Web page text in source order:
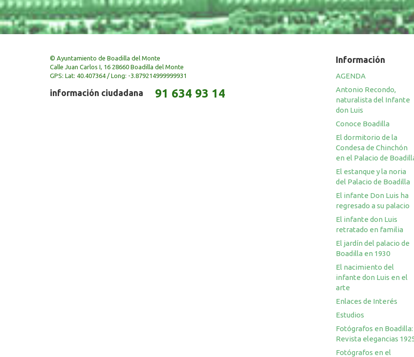
© Ayuntamiento de Boadilla del Monte
Calle Juan Carlos I, 16 28660 Boadilla del Monte
GPS: Lat: 40.407364 / Long: -3.879214999999931
información ciudadana 91 634 93 14
Información
AGENDA
Antonio Recondo,
naturalista del Infante
don Luis
Conoce Boadilla
El dormitorio de la
Condesa de Chinchón
en el Palacio de
El estanque y la noria
del Palacio de Boadilla
El infante Don Luis ha
regresado a su palacio
El infante don Luis
retratado en familia
El jardín del palacio de
Boadilla en 1930
El nacimiento del
infante don Luis en el
arte
Enlaces de Interés
Estudios
Fotógrafos en Boadilla:
Revista elegancias
Fotógrafos en el